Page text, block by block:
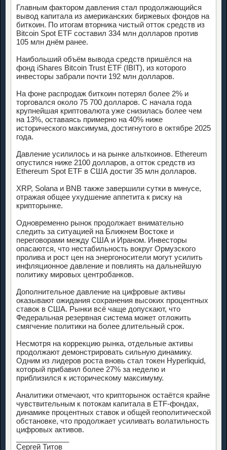
Главным фактором давления стал продолжающийся
вывод капитала из американских биржевых фондов на
биткоин. По итогам вторника чистый отток средств из
Bitcoin Spot ETF составил 334 млн долларов против
105 млн днём ранее.
Наибольший объём вывода средств пришёлся на
фонд iShares Bitcoin Trust ETF (IBIT), из которого
инвесторы забрали почти 192 млн долларов.
На фоне распродаж биткоин потерял более 2% и
торговался около 75 700 долларов. С начала года
крупнейшая криптовалюта уже снизилась более чем
на 13%, оставаясь примерно на 40% ниже
исторического максимума, достигнутого в октябре 2025
года.
Давление усилилось и на рынке альткоинов. Ethereum
опустился ниже 2100 долларов, а отток средств из
Ethereum Spot ETF в США достиг 35 млн долларов.
XRP, Solana и BNB также завершили сутки в минусе,
отражая общее ухудшение аппетита к риску на
крипторынке.
Одновременно рынок продолжает внимательно
следить за ситуацией на Ближнем Востоке и
переговорами между США и Ираном. Инвесторы
опасаются, что нестабильность вокруг Ормузского
пролива и рост цен на энергоносители могут усилить
инфляционное давление и повлиять на дальнейшую
политику мировых центробанков.
Дополнительное давление на цифровые активы
оказывают ожидания сохранения высоких процентных
ставок в США. Рынки всё чаще допускают, что
Федеральная резервная система может отложить
смягчение политики на более длительный срок.
Несмотря на коррекцию рынка, отдельные активы
продолжают демонстрировать сильную динамику.
Одним из лидеров роста вновь стал токен Hyperliquid,
который прибавил более 27% за неделю и
приблизился к историческому максимуму.
Аналитики отмечают, что крипторынок остаётся крайне
чувствительным к потокам капитала в ETF-фондах,
динамике процентных ставок и общей геополитической
обстановке, что продолжает усиливать волатильность
цифровых активов.
Сергей Титов